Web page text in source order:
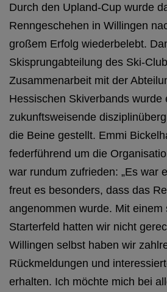
Durch den Upland-Cup wurde
Renngeschehen in Willingen
großem Erfolg wiederbelebt.
Skisprungabteilung des Ski-
Zusammenarbeit mit der
Hessischen Skiverbands wurde
zukunftsweisende
die Beine gestellt. Emmi
federführend um die
war rundum zufrieden: „Es war
freut es besonders, dass das
angenommen wurde. Mit einem
Starterfeld hatten wir nicht
Willingen selbst haben wir
Rückmeldungen und
erhalten. Ich möchte mich bei